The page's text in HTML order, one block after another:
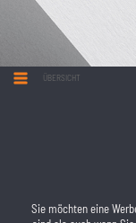
ÜBERSICHT
Sie möchten eine